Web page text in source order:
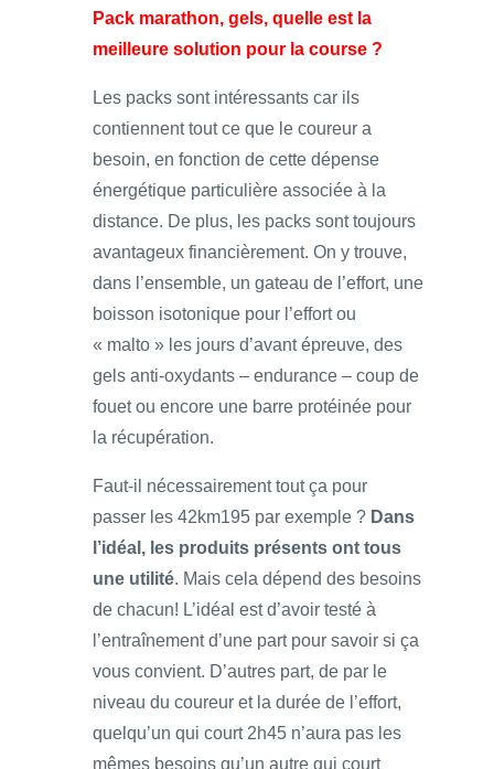
Pack marathon, gels, quelle est la
meilleure solution pour la course ?
Les packs sont intéressants car ils
contiennent tout ce que le coureur a
besoin, en fonction de cette dépense
énergétique particulière associée à la
distance. De plus, les packs sont toujours
avantageux financièrement. On y trouve,
dans l’ensemble, un gateau de l’effort, une
boisson isotonique pour l’effort ou
« malto » les jours d’avant épreuve, des
gels anti-oxydants – endurance – coup de
fouet ou encore une barre protéinée pour
la récupération.
Faut-il nécessairement tout ça pour
passer les 42km195 par exemple ? Dans
l’idéal, les produits présents ont tous
une utilité. Mais cela dépend des besoins
de chacun! L’idéal est d’avoir testé à
l’entraînement d’une part pour savoir si ça
vous convient. D’autres part, de par le
niveau du coureur et la durée de l’effort,
quelqu’un qui court 2h45 n’aura pas les
mêmes besoins qu’un autre qui court